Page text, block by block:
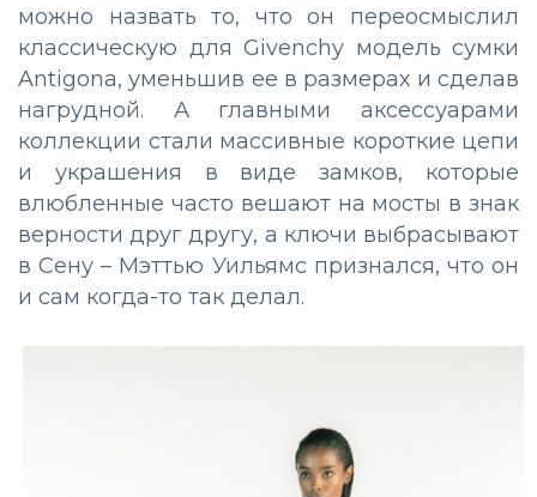
можно назвать то, что он переосмыслил
классическую для Givenchy модель сумки
Antigona, уменьшив ее в размерах и сделав
нагрудной. А главными аксессуарами
коллекции стали массивные короткие цепи
и украшения в виде замков, которые
влюбленные часто вешают на мосты в знак
верности друг другу, а ключи выбрасывают
в Сену – Мэттью Уильямс признался, что он
и сам когда-то так делал.